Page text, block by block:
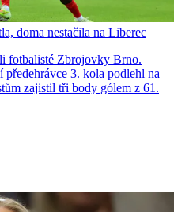
doma nestačila na Liberec
fotbalisté Zbrojovky Brno.
předehrávce 3. kola podlehl na
zajistil tři body gólem z 61.